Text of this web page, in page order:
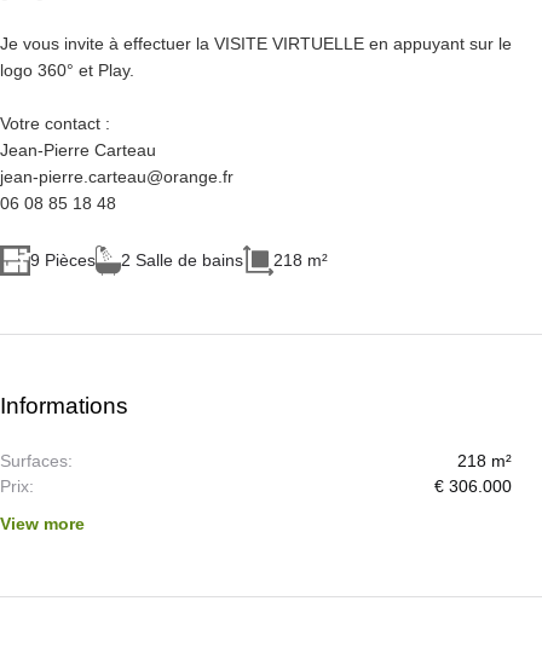
Je vous invite à effectuer la VISITE VIRTUELLE en appuyant sur le
logo 360° et Play.
Votre contact :
Jean-Pierre Carteau
jean-pierre.carteau@orange.fr
06 08 85 18 48
9 Pièces 2 Salle de bains 218 m²
Informations
Surfaces:
218 m²
Prix:
€ 306.000
View more